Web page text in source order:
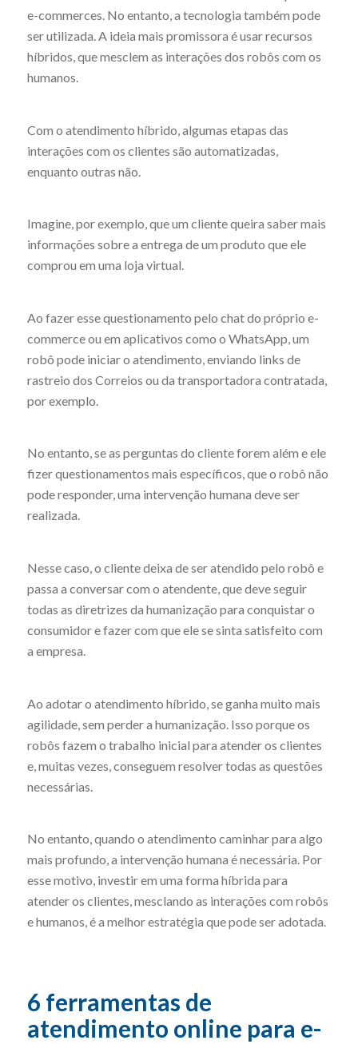
e-commerces. No entanto, a tecnologia também pode
ser utilizada. A ideia mais promissora é usar recursos
híbridos, que mesclem as interações dos robôs com os
humanos.
Com o atendimento híbrido, algumas etapas das
interações com os clientes são automatizadas,
enquanto outras não.
Imagine, por exemplo, que um cliente queira saber mais
informações sobre a entrega de um produto que ele
comprou em uma loja virtual.
Ao fazer esse questionamento pelo chat do próprio e-
commerce ou em aplicativos como o WhatsApp, um
robô pode iniciar o atendimento, enviando links de
rastreio dos Correios ou da transportadora contratada,
por exemplo.
No entanto, se as perguntas do cliente forem além e ele
fizer questionamentos mais específicos, que o robô não
pode responder, uma intervenção humana deve ser
realizada.
Nesse caso, o cliente deixa de ser atendido pelo robô e
passa a conversar com o atendente, que deve seguir
todas as diretrizes da humanização para conquistar o
consumidor e fazer com que ele se sinta satisfeito com
a empresa.
Ao adotar o atendimento híbrido, se ganha muito mais
agilidade, sem perder a humanização. Isso porque os
robôs fazem o trabalho inicial para atender os clientes
e, muitas vezes, conseguem resolver todas as questões
necessárias.
No entanto, quando o atendimento caminhar para algo
mais profundo, a intervenção humana é necessária. Por
esse motivo, investir em uma forma híbrida para
atender os clientes, mesclando as interações com robôs
e humanos, é a melhor estratégia que pode ser adotada.
6 ferramentas de
atendimento online para e-